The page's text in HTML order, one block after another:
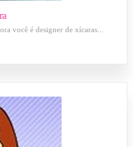
você é designer de xícaras...